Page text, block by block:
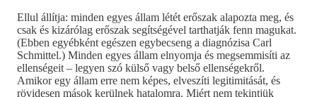
Ellul állítja: minden egyes állam létét erőszak alapozta meg, és
csak és kizárólag erőszak segítségével tarthatják fenn magukat.
(Ebben egyébként egészen egybecseng a diagnózisa Carl
Schmittel.) Minden egyes állam elnyomja és megsemmisíti az
ellenségeit – legyen szó külső vagy belső ellenségekről.
Amikor egy állam erre nem képes, elveszíti legitimitását, és
rövidesen mások kerülnek hatalomra. Miért nem tekintjük